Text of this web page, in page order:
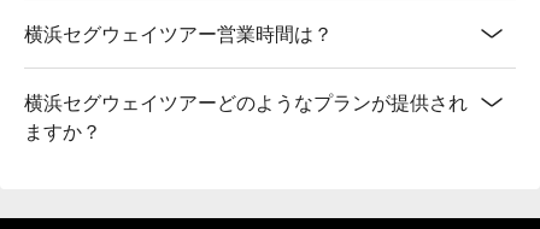
横浜セグウェイツアー営業時間は？
横浜セグウェイツアーどのようなプランが提供され
ますか？